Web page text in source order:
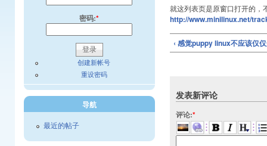
就这列表页是原窗口打开的，
http://www.minilinux.net/
‹ 感觉puppy linux不应该仅
发表新评论
评论:*
密码:*
创建新帐号
重设密码
导航
最近的帖子